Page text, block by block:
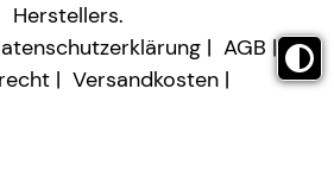
Herstellers.
AGB
Versandkosten